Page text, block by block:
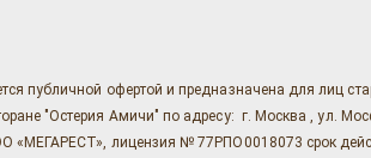
публичной офертой и предназначена для лиц
"Остерия Амичи" по адресу: г. Москва , ул.
лицензия № 77РПО0018073 срок